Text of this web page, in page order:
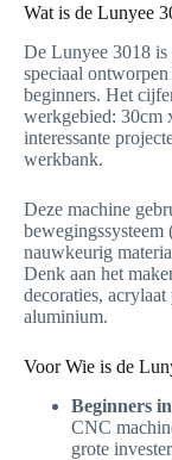
Wat is de Lunyee
De Lunyee 3018 is
speciaal
beginners. Het
werkgebied: 30cm
interessante
werkbank.
Deze machine
nauwkeurig
Denk aan het
decoraties,
aluminium.
Voor Wie is de
Beginners
CNC
grote